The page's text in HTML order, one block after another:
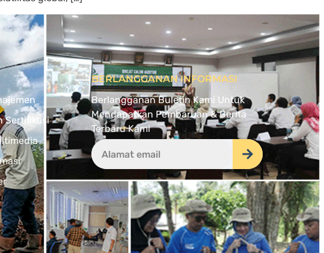
Sertifikasi
BERLANGGANAN INFORMASI
Berlangganan Buletin Kami Untuk
Mendapatkan Pembaruan & Berita
Terbaru Kami